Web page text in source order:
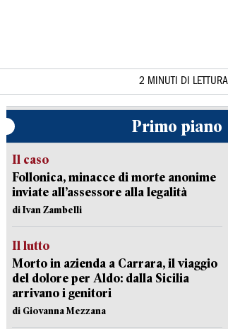
2 MINUTI DI LETTURA
Primo piano
Il caso
Follonica, minacce di morte anonime
inviate all’assessore alla legalità
di Ivan Zambelli
Il lutto
Morto in azienda a Carrara, il viaggio
del dolore per Aldo: dalla Sicilia
arrivano i genitori
di Giovanna Mezzana